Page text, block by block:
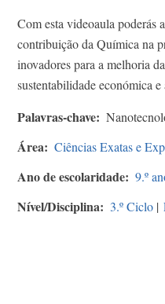
Com esta videoaula poderás
contribuição da Química na
inovadores para a melhoria
sustentabilidade económica e
Palavras-chave
Área Ciências Exatas e
Ano de escolaridade 9.º
Nível/Disciplina 3.º Ciclo |